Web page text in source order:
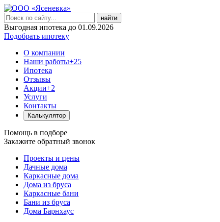
найти
Выгодная ипотека до 01.09.2026
Подобрать ипотеку
О компании
Наши работы+25
Ипотека
Отзывы
Акции+2
Услуги
Контакты
Калькулятор
Помощь в подборе
Закажите обратный звонок
Проекты и цены
Дачные дома
Каркасные дома
Дома из бруса
Каркасные бани
Бани из бруса
Дома Барнхаус